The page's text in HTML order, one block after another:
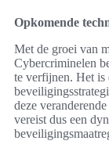
Opkomende
Met de groei van
Cybercriminelen
te verfijnen. Het is
deze
vereist dus een